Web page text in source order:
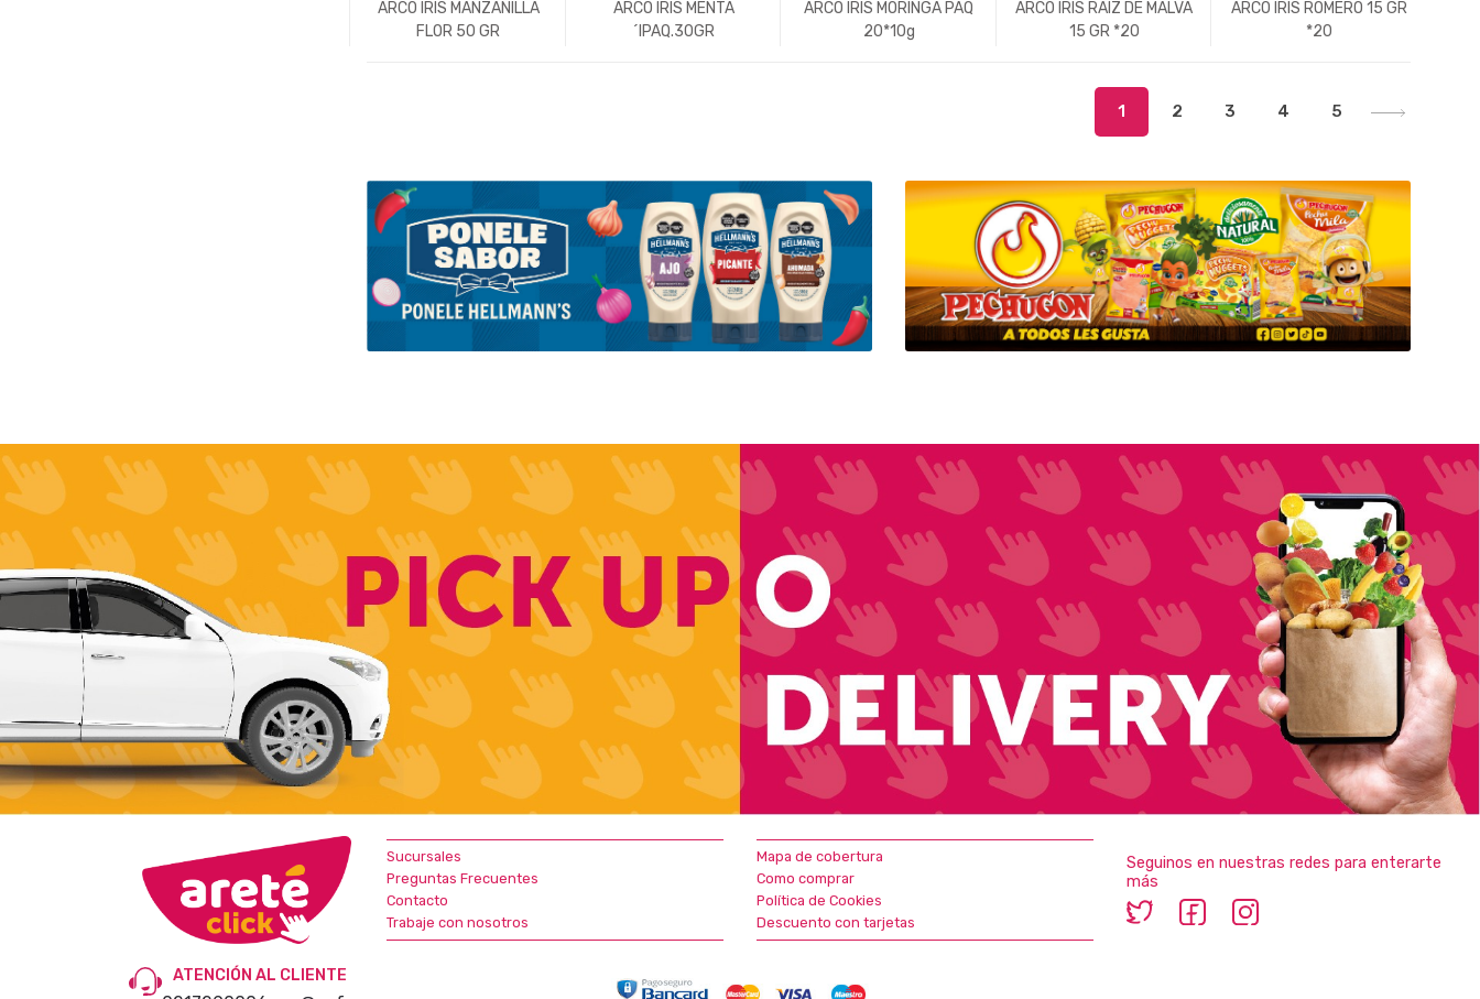
ARCO IRIS MANZANILLA
FLOR 50 GR
ARCO IRIS MENTA
´IPAQ.30GR
ARCO IRIS MORINGA PAQ
20*10g
ARCO IRIS RAIZ DE MALVA
15 GR *20
ARCO IRIS ROMERO 15 GR
*20
1 2 3 4 5
Sucursales
Preguntas Frecuentes
Contacto
Trabaje con nosotros
Mapa de cobertura
Como comprar
Política de Cookies
Descuento con tarjetas
Seguinos en nuestras redes para enterarte
más
ATENCIÓN AL CLIENTE